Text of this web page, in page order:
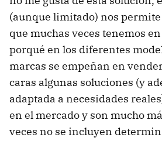
(aunque limitado) nos
que muchas veces tenemos
porqué en los diferentes
marcas se empeñan en
caras algunas soluciones (y
adaptada a necesidades
en el mercado y son mucho
veces no se incluyen